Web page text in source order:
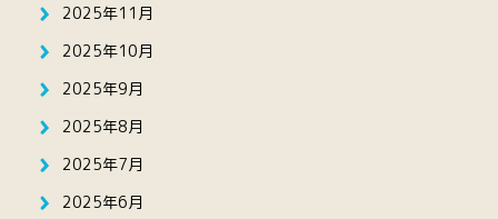
2025年11月
2025年10月
2025年9月
2025年8月
2025年7月
2025年6月